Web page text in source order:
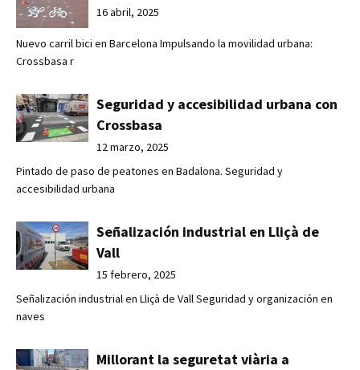
16 abril, 2025
Nuevo carril bici en Barcelona Impulsando la movilidad urbana:
Crossbasa r
Seguridad y accesibilidad urbana con
Crossbasa
12 marzo, 2025
Pintado de paso de peatones en Badalona. Seguridad y
accesibilidad urbana
Señalización industrial en Lliçà de
Vall
15 febrero, 2025
Señalización industrial en Lliçà de Vall Seguridad y organización en
naves
Millorant la seguretat viària a